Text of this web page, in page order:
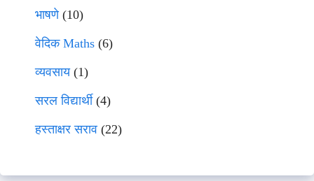
भाषणे(10)
वेदिक Maths (6)
व्यवसाय(1)
सरल विद्यार्थी(4)
हस्ताक्षर सराव (22)